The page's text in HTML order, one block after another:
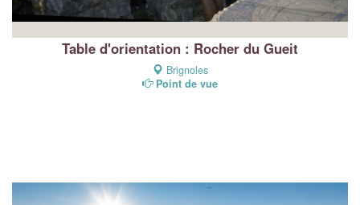
Table d'orientation : Rocher du Gueit
Brignoles
Point de vue